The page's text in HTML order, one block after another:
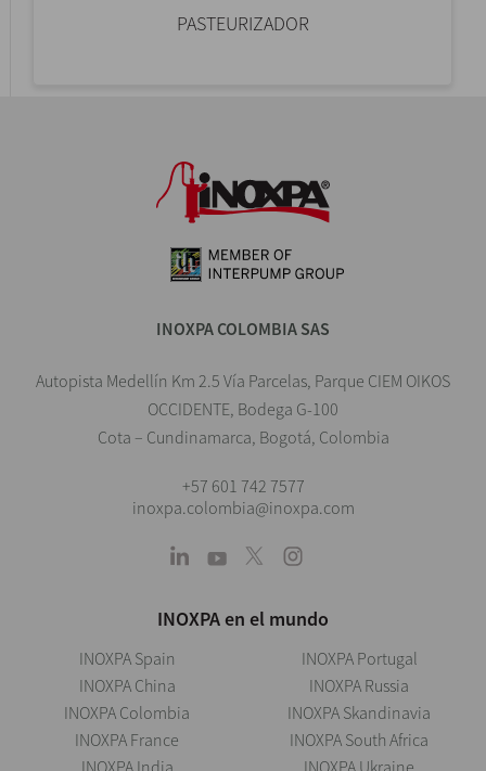
PASTEURIZADOR
INOXPA COLOMBIA SAS
Autopista Medellín Km 2.5 Vía Parcelas, Parque CIEM OIKOS
OCCIDENTE, Bodega G-100
Cota – Cundinamarca, Bogotá, Colombia
+57 601 742 7577
inoxpa.colombia@inoxpa.com
INOXPA en el mundo
INOXPA Spain
INOXPA China
INOXPA Colombia
INOXPA France
INOXPA India
INOXPA Portugal
INOXPA Russia
INOXPA Skandinavia
INOXPA South Africa
INOXPA Ukraine